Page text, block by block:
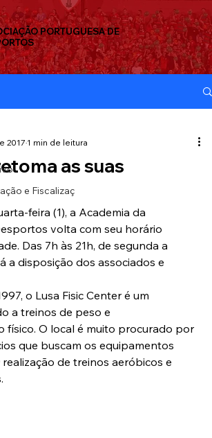
PORTUGUESA DE
e Fiscalizaç
as suas
2017 1 min de leitura
feira (1), a Academia da
volta com seu horário
Das 7h às 21h, de segunda a
a disposição dos associados e
o Lusa Fisic Center é um
a treinos de peso e
físico. O local é muito procurado por
que buscam os equipamentos
de treinos aeróbicos e